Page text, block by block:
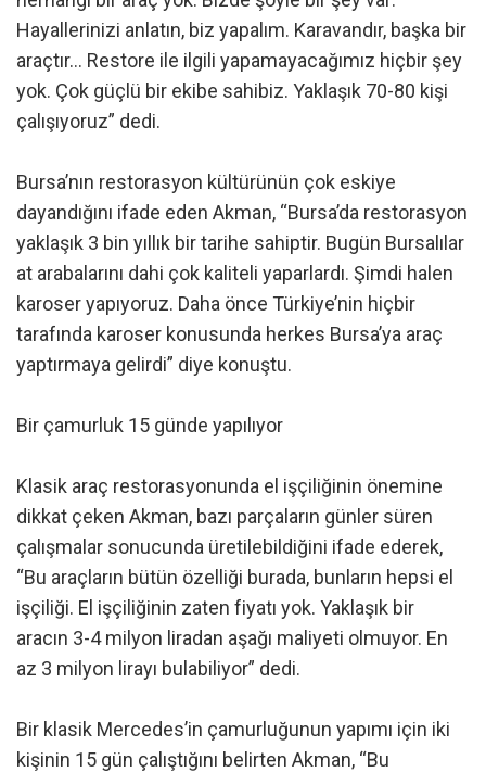
Hayallerinizi anlatın, biz yapalım. Karavandır, başka bir
araçtır… Restore ile ilgili yapamayacağımız hiçbir şey
yok. Çok güçlü bir ekibe sahibiz. Yaklaşık 70-80 kişi
çalışıyoruz” dedi.
Bursa’nın restorasyon kültürünün çok eskiye
dayandığını ifade eden Akman, “Bursa’da restorasyon
yaklaşık 3 bin yıllık bir tarihe sahiptir. Bugün Bursalılar
at arabalarını dahi çok kaliteli yaparlardı. Şimdi halen
karoser yapıyoruz. Daha önce Türkiye’nin hiçbir
tarafında karoser konusunda herkes Bursa’ya araç
yaptırmaya gelirdi” diye konuştu.
Bir çamurluk 15 günde yapılıyor
Klasik araç restorasyonunda el işçiliğinin önemine
dikkat çeken Akman, bazı parçaların günler süren
çalışmalar sonucunda üretilebildiğini ifade ederek,
“Bu araçların bütün özelliği burada, bunların hepsi el
işçiliği. El işçiliğinin zaten fiyatı yok. Yaklaşık bir
aracın 3-4 milyon liradan aşağı maliyeti olmuyor. En
az 3 milyon lirayı bulabiliyor” dedi.
Bir klasik Mercedes’in çamurluğunun yapımı için iki
kişinin 15 gün çalıştığını belirten Akman, “Bu